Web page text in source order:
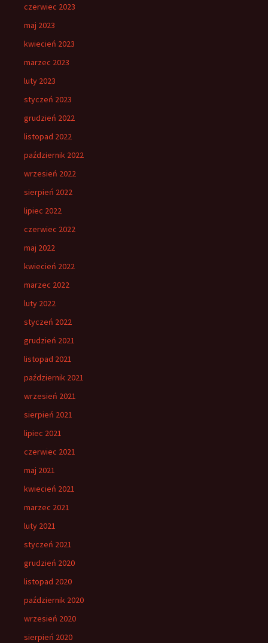
czerwiec 2023
maj 2023
kwiecień 2023
marzec 2023
luty 2023
styczeń 2023
grudzień 2022
listopad 2022
październik 2022
wrzesień 2022
sierpień 2022
lipiec 2022
czerwiec 2022
maj 2022
kwiecień 2022
marzec 2022
luty 2022
styczeń 2022
grudzień 2021
listopad 2021
październik 2021
wrzesień 2021
sierpień 2021
lipiec 2021
czerwiec 2021
maj 2021
kwiecień 2021
marzec 2021
luty 2021
styczeń 2021
grudzień 2020
listopad 2020
październik 2020
wrzesień 2020
sierpień 2020